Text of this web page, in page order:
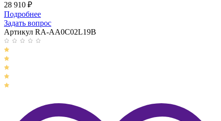
28 910 ₽
Подробнее
Задать вопрос
Артикул RA-AA0C02L19B